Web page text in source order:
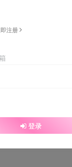
酒醉还来花下眠。
大的在线存储服务
变现APP客户端早
方为了抢占下沉市
能纯粹。
注册
登录